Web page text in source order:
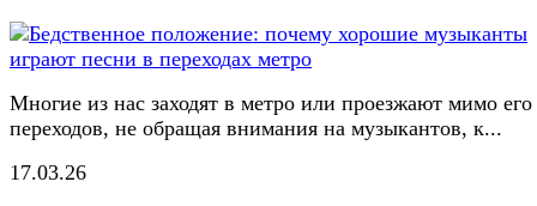
Многие из нас заходят в метро или проезжают мимо его
переходов, не обращая внимания на музыкантов, к...
17.03.26